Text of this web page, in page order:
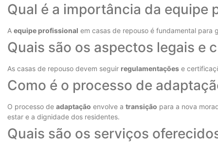
Qual é a importância da equipe
A equipe profissional em casas de repouso é fundamental para
Quais são os aspectos legais e
As casas de repouso devem seguir regulamentações e
Como é o processo de
O processo de adaptação envolve a transição para a nova
estar e a dignidade dos residentes.
Quais são os serviços